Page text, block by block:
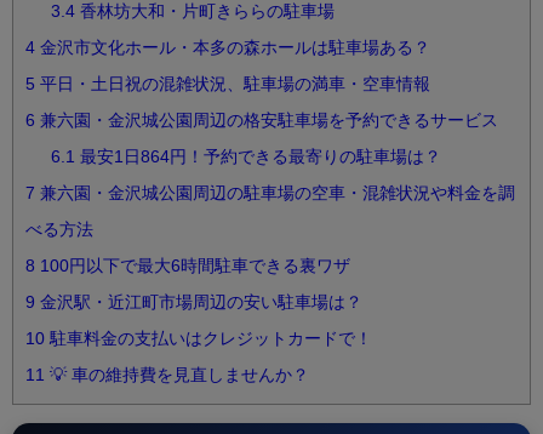
3.4 香林坊大和・片町きららの駐車場
4 金沢市文化ホール・本多の森ホールは駐車場ある？
5 平日・土日祝の混雑状況、駐車場の満車・空車情報
6 兼六園・金沢城公園周辺の格安駐車場を予約できるサービス
6.1 最安1日864円！予約できる最寄りの駐車場は？
7 兼六園・金沢城公園周辺の駐車場の空車・混雑状況や料金を調
べる方法
8 100円以下で最大6時間駐車できる裏ワザ
9 金沢駅・近江町市場周辺の安い駐車場は？
10 駐車料金の支払いはクレジットカードで！
11 💡 車の維持費を見直しませんか？